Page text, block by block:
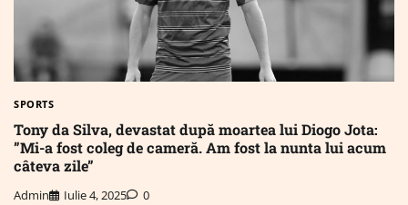
SPORTS
Tony da Silva, devastat după moartea lui Diogo Jota:
”Mi-a fost coleg de cameră. Am fost la nunta lui acum
câteva zile”
Admin Iulie 4, 2025 0